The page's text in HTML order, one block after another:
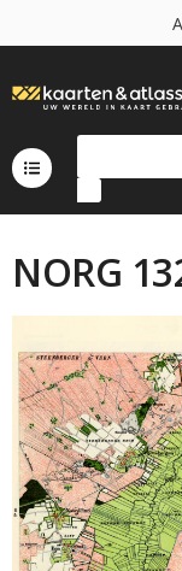
A
NORG